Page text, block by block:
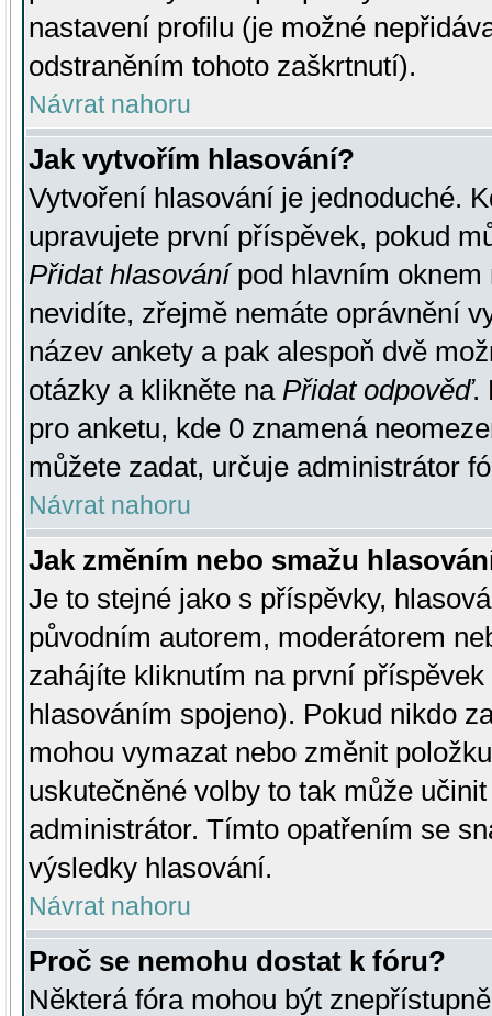
nastavení profilu (je možné
odstraněním tohoto zaškrtnutí).
Návrat nahoru
Jak vytvořím hlasování?
Vytvoření hlasování je jednoduché.
upravujete první příspěvek, pokud
Přidat hlasovánípod hlavním oknem
nevidíte, zřejmě nemáte oprávnění
název ankety a pak alespoň dvě
otázky a klikněte na Přidat odpověď.
pro anketu, kde 0 znamená
můžete zadat, určuje administrátor
Návrat nahoru
Jak změním nebo smažu
Je to stejné jako s příspěvky,
původním autorem, moderátorem
zahájíte kliknutím na první
hlasováním spojeno). Pokud nikdo
mohou vymazat nebo změnit
uskutečněné volby to tak může
administrátor. Tímto opatřením se
výsledky hlasování.
Návrat nahoru
Proč se nemohu dostat k fóru?
Některá fóra mohou být